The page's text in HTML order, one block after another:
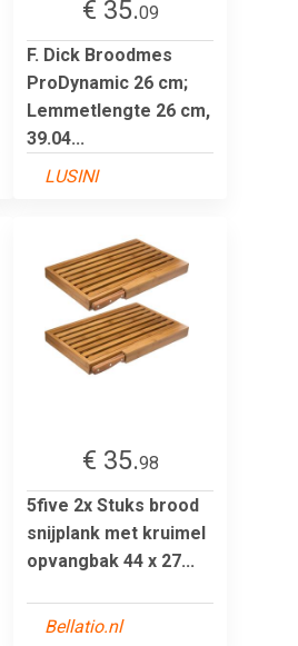
€ 35.09
F. Dick Broodmes
ProDynamic 26 cm;
Lemmetlengte 26 cm,
39.04...
LUSINI
€ 35.98
5five 2x Stuks brood
snijplank met kruimel
opvangbak 44 x 27...
Bellatio.nl